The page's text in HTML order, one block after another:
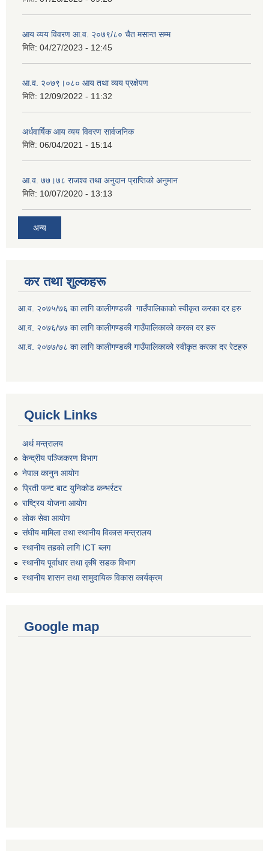
आय व्यय विवरण आ.व. २०७९/८० चैत मसान्त सम्म
मिति: 04/27/2023 - 12:45
आ.व. २०७९।०८० आय तथा व्यय प्रक्षेपण
मिति: 12/09/2022 - 11:32
अर्धवार्षिक आय व्यय विवरण सार्वजनिक
मिति: 06/04/2021 - 15:14
आ.व. ७७।७८ राजश्व तथा अनुदान प्राप्तिको अनुमान
मिति: 10/07/2020 - 13:13
अन्य
कर तथा शुल्कहरू
आ.व. २०७५/७६ का लागि कालीगण्डकी गाउँपालिकाको स्वीकृत करका दर हरु
आ.व. २०७६/७७ का लागि कालीगण्डकी गाउँपालिकाको करका दर हरु
आ.व. २०७७/७८ का लागि कालीगण्डकी गाउँपालिकाको स्वीकृत करका दर रेटहरु
Quick Links
अर्थ मन्त्रालय
केन्द्रीय पञ्जिकरण विभाग
नेपाल कानुन आयोग
प्रिती फन्ट बाट युनिकोड कन्भर्रटर
राष्ट्रिय योजना आयोग
लोक सेवा आयोग
संघीय मामिला तथा स्थानीय विकास मन्त्रालय
स्थानीय तहको लागि ICT ब्लग
स्थानीय पूर्वाधार तथा कृषि सडक विभाग
स्थानीय शासन तथा सामुदायिक विकास कार्यक्रम
Google map